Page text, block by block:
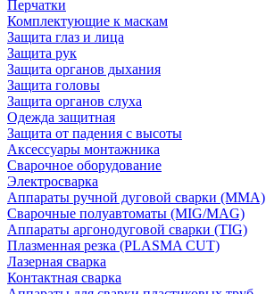
Перчатки
Комплектующие к маскам
Защита глаз и лица
Защита рук
Защита органов дыхания
Защита головы
Защита органов слуха
Одежда защитная
Защита от падения с высоты
Аксессуары монтажника
Сварочное оборудование
Электросварка
Аппараты ручной дуговой сварки (MMA)
Сварочные полуавтоматы (MIG/MAG)
Аппараты аргонодуговой сварки (TIG)
Плазменная резка (PLASMA CUT)
Лазерная сварка
Контактная сварка